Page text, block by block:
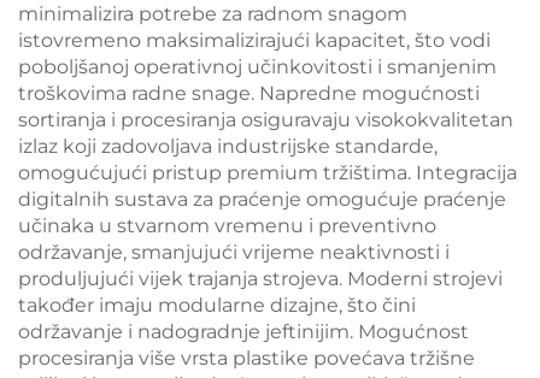
minimalizira potrebe za radnom snagom
istovremeno maksimalizirajući kapacitet, što vodi
poboljšanoj operativnoj učinkovitosti i smanjenim
troškovima radne snage. Napredne mogućnosti
sortiranja i procesiranja osiguravaju visokokvalitetan
izlaz koji zadovoljava industrijske standarde,
omogućujući pristup premium tržištima. Integracija
digitalnih sustava za praćenje omogućuje praćenje
učinaka u stvarnom vremenu i preventivno
održavanje, smanjujući vrijeme neaktivnosti i
produljujući vijek trajanja strojeva. Moderni strojevi
također imaju modularne dizajne, što čini
održavanje i nadogradnje jeftinijim. Mogućnost
procesiranja više vrsta plastike povećava tržišne